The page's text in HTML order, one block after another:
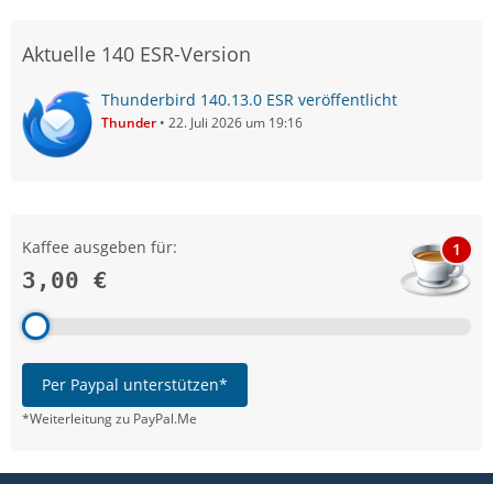
Aktuelle 140 ESR-Version
Thunderbird 140.13.0 ESR veröffentlicht
Thunder 22. Juli 2026 um 19:16
Kaffee ausgeben für:
3,00 €
1
Per Paypal unterstützen*
*Weiterleitung zu PayPal.Me